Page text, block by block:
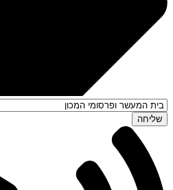
שליחה